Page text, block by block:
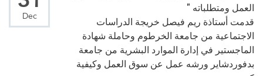
Dec
العمل ومتطلباته "
قدمت أستاذة ريم فيصل خريجة الدراسات
الاجتماعية من جامعة الخرطوم وحاملة شهادة
الماجستير في إدارة الموارد البشرية من جامعة
بدفوردشاير ورشه عمل عن سوق العمل وكيفية